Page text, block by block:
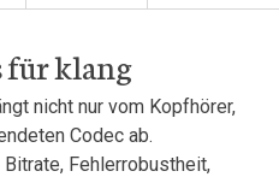
⁣für klang
nicht nur vom Kopfhörer,
Codec ab.
Fehlerrobustheit,